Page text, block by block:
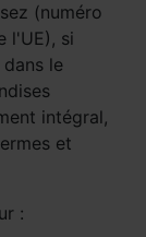
(numéro
l'UE), si
le
intégral,
et
: